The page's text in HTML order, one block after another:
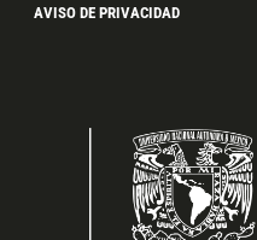
AVISO DE PRIVACIDAD